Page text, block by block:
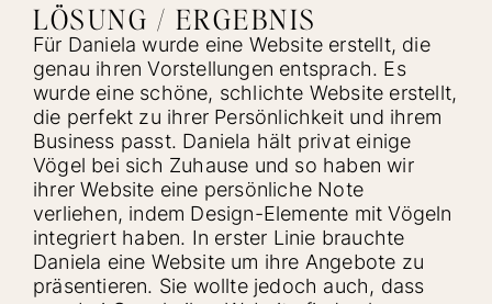
LÖSUNG / ERGEBNIS
Für Daniela wurde eine Website erstellt, die
genau ihren Vorstellungen entsprach. Es
wurde eine schöne, schlichte Website erstellt,
die perfekt zu ihrer Persönlichkeit und ihrem
Business passt. Daniela hält privat einige
Vögel bei sich Zuhause und so haben wir
ihrer Website eine persönliche Note
verliehen, indem Design-Elemente mit Vögeln
integriert haben. In erster Linie brauchte
Daniela eine Website um ihre Angebote zu
präsentieren. Sie wollte jedoch auch, dass